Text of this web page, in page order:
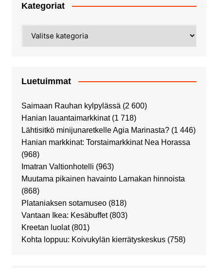
Kategoriat
Luetuimmat
Saimaan Rauhan kylpylässä (2 600)
Hanian lauantaimarkkinat (1 718)
Lähtisitkö minijunaretkelle Agia Marinasta? (1 446)
Hanian markkinat: Torstaimarkkinat Nea Horassa
(968)
Imatran Valtionhotelli (963)
Muutama pikainen havainto Larnakan hinnoista
(868)
Plataniaksen sotamuseo (818)
Vantaan Ikea: Kesäbuffet (803)
Kreetan luolat (801)
Kohta loppuu: Koivukylän kierrätyskeskus (758)